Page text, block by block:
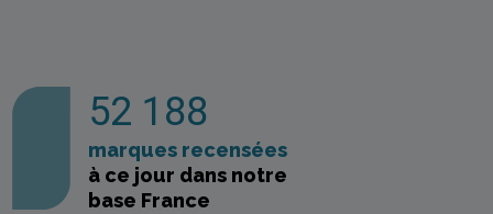
52 188
marques recensées
à ce jour dans notre
base France